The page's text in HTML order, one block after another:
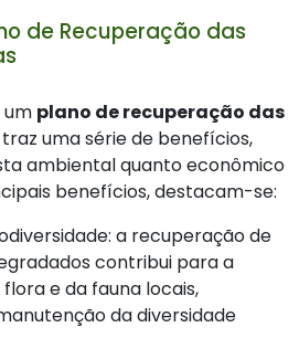
de Recuperação das
plano de recuperação das
traz uma série de benefícios,
ambiental quanto econômico
benefícios, destacam-se:
contribui para a
e da fauna locais,
da diversidade